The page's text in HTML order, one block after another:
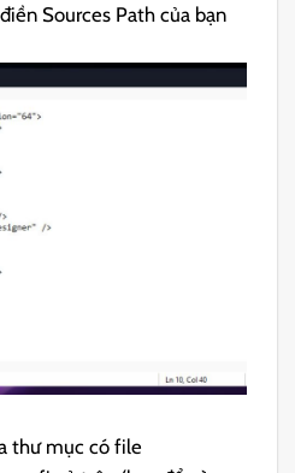
Sources Path của bạn
thư mục có file